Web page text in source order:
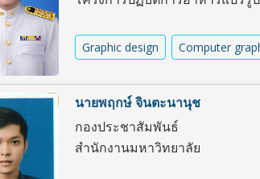
Graphic design Computer
นายพฤกษ์ จินตะนานุช
กองประชาสัมพันธ์
สำนักงานมหาวิทยาลัย